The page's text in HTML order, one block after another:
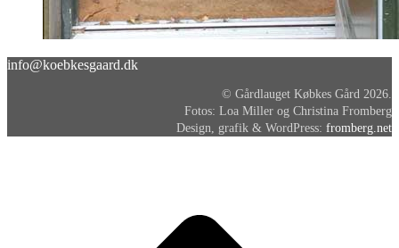
info@koebkesgaard.dk
© Gårdlauget Købkes Gård 2026.
Fotos: Loa Miller og Christina Fromberg
Design, grafik & WordPress: fromberg.net